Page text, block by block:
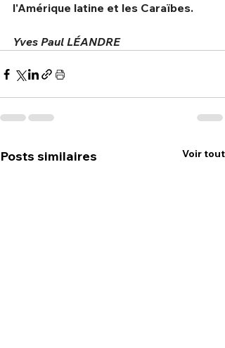
l'Amérique latine et les Caraïbes.
Yves Paul LÉANDRE
Posts similaires Voir tout